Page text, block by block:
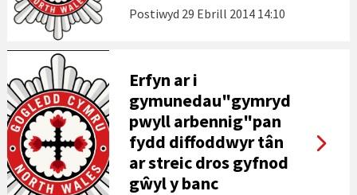
Postiwyd 29 Ebrill 2014 14:10
Erfyn ar i
gymunedau"gymryd
pwyll arbennig"pan
fydd diffoddwyr tân
ar streic dros gyfnod
gŵyl y banc